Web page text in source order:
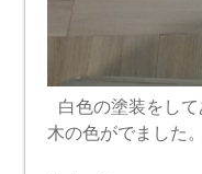
白色の塗装をし
木の色がでました。